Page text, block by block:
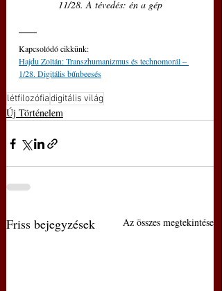
11/28. A tévedés: én a gép
Kapcsolódó cikkünk:
Hajdu Zoltán: Transzhumanizmus és technomorál ‒
1/28. Digitális bűnbeesés
létfilozófiadigitális világ
Új Történelem
Friss bejegyzések Az összes megtekintése